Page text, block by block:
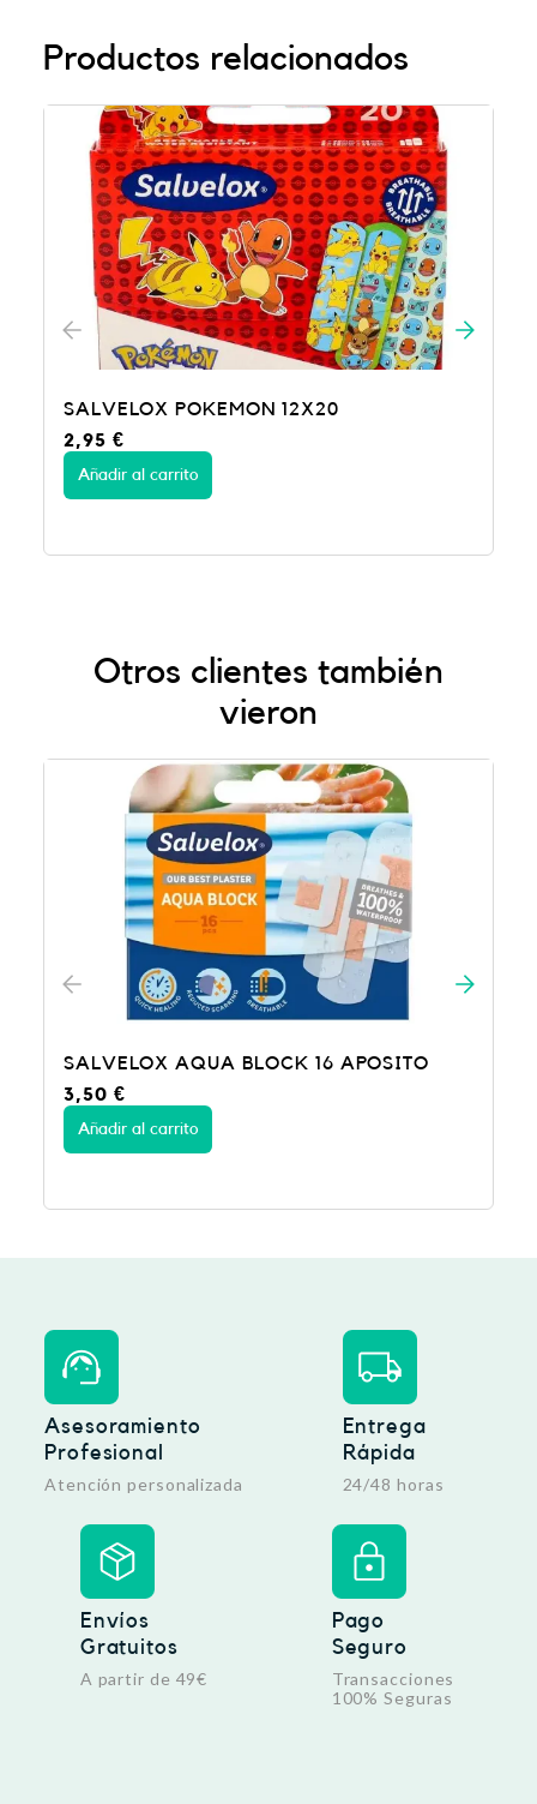
Productos relacionados
12X20
SALVELOX PAW PATROL 20
Otros clientes también
vieron
AQUA BLOCK 16 APOSITO
al carrito
Asesoramiento
Profesional
Atención personalizada
Entrega
Rápida
24/48 horas
Envíos
Gratuitos
A partir de 49€
Pago
Seguro
Transacciones
100% Seguras